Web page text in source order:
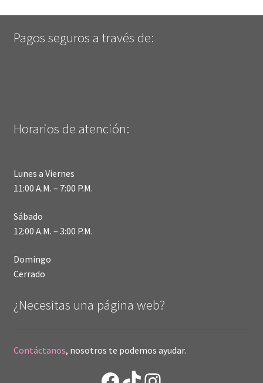
Pagos seguros a través de:
Horarios de atención:
Lunes a Viernes
11:00 A.M. – 7:00 P.M.
Sábado
12:00 A.M. – 3:00 P.M.
Domingo
Cerrado
¿Necesitas una página web?
Contáctanos, nosotros te podemos ayudar.